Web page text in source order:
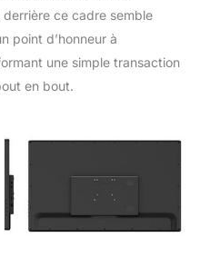
ce cadre semble
point d’honneur à
une simple transaction
en bout.